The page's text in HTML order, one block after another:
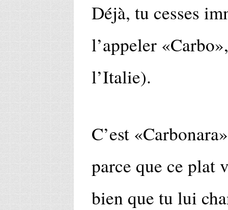
Déjà, tu cesses
l’appeler
l’Italie).
C’est
parce que ce plat
bien que tu lui